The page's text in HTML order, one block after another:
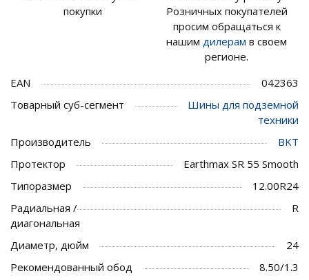
покупки
Розничных покупателей
просим обращаться к
нашим дилерам в своем
регионе.
EAN
042363
Товарный суб-сегмент
Шины для подземной
техники
Производитель
BKT
Протектор
Earthmax SR 55 Smooth
Типоразмер
12.00R24
Радиальная /
диагональная
R
Диаметр, дюйм
24
Рекомендованный обод
8.50/1.3